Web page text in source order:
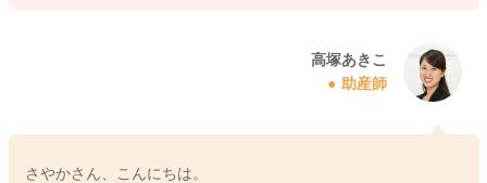
高塚あきこ
助産師
さやかさん、こんにちは。